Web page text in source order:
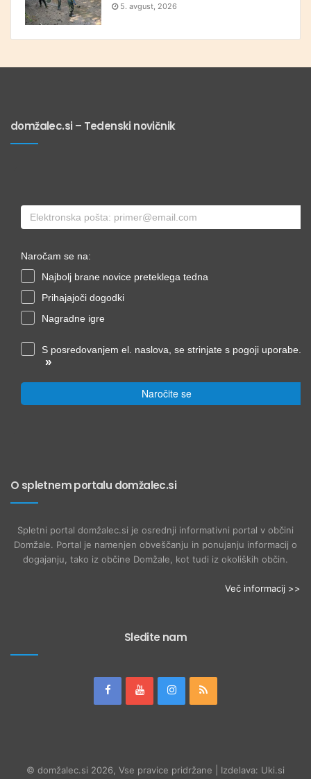
5. avgust, 2026
domžalec.si – Tedenski novičnik
Naročam se na:
Najbolj brane novice preteklega tedna
Prihajajoči dogodki
Nagradne igre
S posredovanjem el. naslova, se strinjate s pogoji uporabe.
»
Naročite se
O spletnem portalu domžalec.si
Spletni portal domžalec.si je osrednji informativni portal v občini
Domžale. Portal je namenjen obveščanju in ponujanju informacij o
dogajanju, tako iz občine Domžale, kot tudi iz okoliških občin.
Več informacij >>
Sledite nam
© domžalec.si 2026, Vse pravice pridržane | Izdelava: Uki.si